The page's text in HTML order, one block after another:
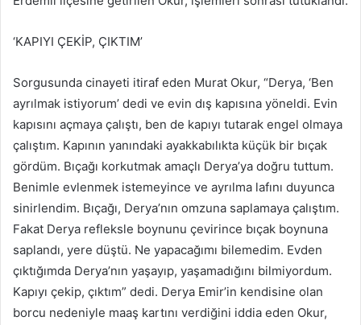
‘KAPIYI ÇEKİP, ÇIKTIM’
Sorgusunda cinayeti itiraf eden Murat Okur, “Derya, ‘Ben
ayrılmak istiyorum’ dedi ve evin dış kapısına yöneldi. Evin
kapısını açmaya çalıştı, ben de kapıyı tutarak engel olmaya
çalıştım. Kapının yanındaki ayakkabılıkta küçük bir bıçak
gördüm. Bıçağı korkutmak amaçlı Derya’ya doğru tuttum.
Benimle evlenmek istemeyince ve ayrılma lafını duyunca
sinirlendim. Bıçağı, Derya’nın omzuna saplamaya çalıştım.
Fakat Derya refleksle boynunu çevirince bıçak boynuna
saplandı, yere düştü. Ne yapacağımı bilemedim. Evden
çıktığımda Derya’nın yaşayıp, yaşamadığını bilmiyordum.
Kapıyı çekip, çıktım” dedi. Derya Emir’in kendisine olan
borcu nedeniyle maaş kartını verdiğini iddia eden Okur,